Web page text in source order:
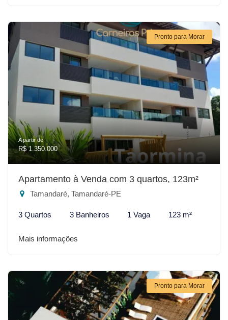
Pronto para Morar
A partir de:
R$ 1.350.000
Apartamento à Venda com 3 quartos, 123m²
Tamandaré, Tamandaré-PE
3 Quartos 3 Banheiros 1 Vaga 123 m²
Mais informações
Pronto para Morar